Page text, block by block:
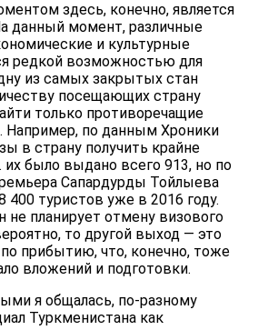
здесь, конечно, является
данный момент, различные
и культурные
редкой возможностью для
из самых закрытых стан
посещающих страну
только противоречащие
Например, по данным Хроники
в страну получить крайне
их было выдано всего 913, но по
Сапардурды Тойлыева
400 туристов уже в 2016 году.
не планирует отмену визового
то другой выход — это
прибытию, что, конечно, тоже
вложений и подготовки.
я общалась, по-разному
Туркменистана как